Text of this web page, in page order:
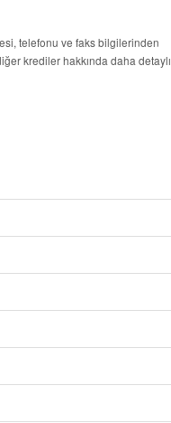
telefonu ve faks bilgilerinden
krediler hakkında daha detaylı